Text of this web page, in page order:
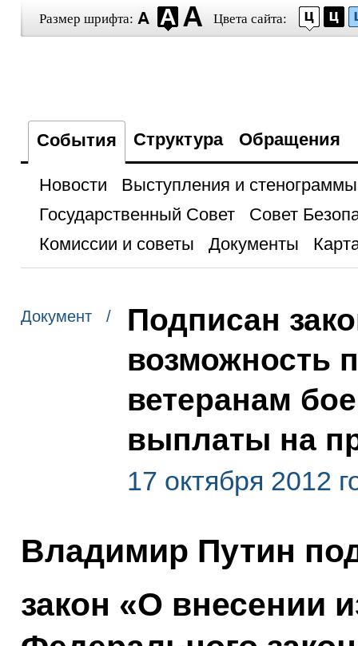
Размер шрифта: Цвета сайта:
События Структура Обращения
Новости
Выступления и стенограммы
Государственный Совет
Совет
Комиссии и советы
Документы
Документ /
Подписан
возможность
ветеранам
выплаты на
17 октября 2012
Владимир Путин
закон «О внесении